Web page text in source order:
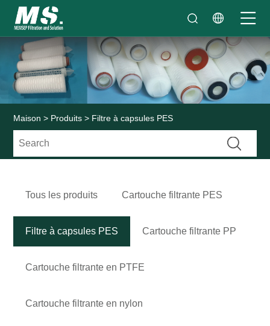
Maison > Produits > Filtre à capsules PES
Tous les produits Cartouche filtrante PES
Filtre à capsules PES Cartouche filtrante PP
Cartouche filtrante en PTFE
Cartouche filtrante en nylon